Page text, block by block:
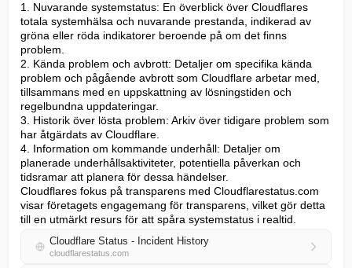
1. Nuvarande systemstatus: En överblick över Cloudflares
totala systemhälsa och nuvarande prestanda, indikerad av
gröna eller röda indikatorer beroende på om det finns
problem.
2. Kända problem och avbrott: Detaljer om specifika kända
problem och pågående avbrott som Cloudflare arbetar med,
tillsammans med en uppskattning av lösningstiden och
regelbundna uppdateringar.
3. Historik över lösta problem: Arkiv över tidigare problem som
har åtgärdats av Cloudflare.
4. Information om kommande underhåll: Detaljer om
planerade underhållsaktiviteter, potentiella påverkan och
tidsramar att planera för dessa händelser.
Cloudflares fokus på transparens med Cloudflarestatus.com
visar företagets engagemang för transparens, vilket gör detta
till en utmärkt resurs för att spåra systemstatus i realtid.
Cloudflare Status - Incident History
cloudflarestatus.com